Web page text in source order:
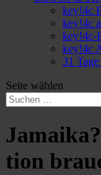
key!4c
key!4c
key!4c-
key!4c
31
Seite wählen
tion